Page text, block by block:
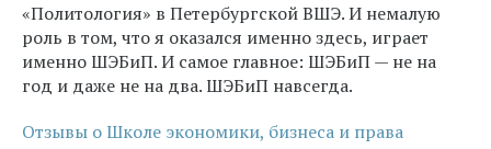
«Политология» в Петербургской ВШЭ. И немалую
роль в том, что я оказался именно здесь, играет
именно ШЭБиП. И самое главное: ШЭБиП — не на
год и даже не на два. ШЭБиП навсегда.
Отзывы о Школе экономики, бизнеса и права